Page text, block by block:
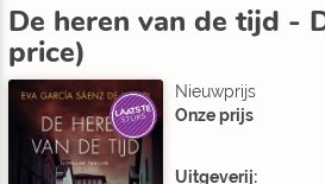
De heren van de tijd -
price)
LAATSTE
STUKS
Nieuwprijs
Onze prijs
Uitgeverij: